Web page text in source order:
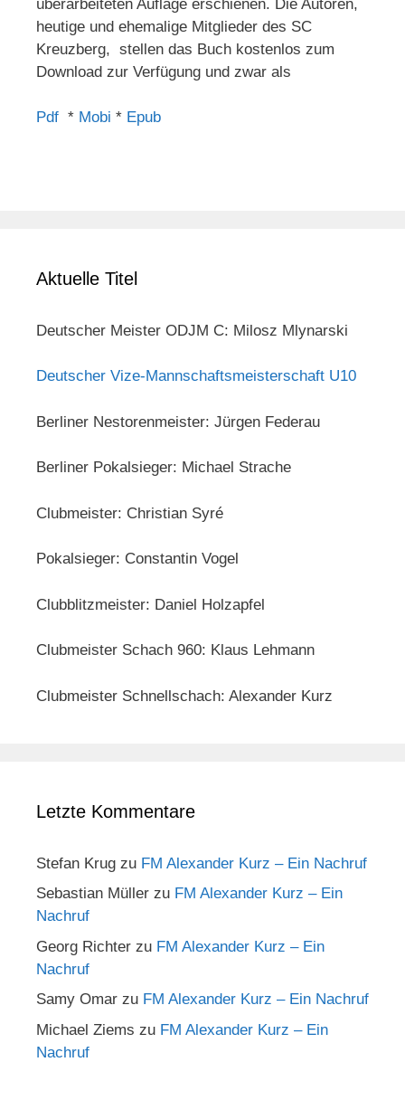
überarbeiteten Auflage erschienen. Die Autoren,
heutige und ehemalige Mitglieder des SC
Kreuzberg, stellen das Buch kostenlos zum
Download zur Verfügung und zwar als
Pdf * Mobi * Epub
Aktuelle Titel
Deutscher Meister ODJM C: Milosz Mlynarski
Deutscher Vize-Mannschaftsmeisterschaft U10
Berliner Nestorenmeister: Jürgen Federau
Berliner Pokalsieger: Michael Strache
Clubmeister: Christian Syré
Pokalsieger: Constantin Vogel
Clubblitzmeister: Daniel Holzapfel
Clubmeister Schach 960: Klaus Lehmann
Clubmeister Schnellschach: Alexander Kurz
Letzte Kommentare
Stefan Krug zu FM Alexander Kurz – Ein Nachruf
Sebastian Müller zu FM Alexander Kurz – Ein
Nachruf
Georg Richter zu FM Alexander Kurz – Ein
Nachruf
Samy Omar zu FM Alexander Kurz – Ein Nachruf
Michael Ziems zu FM Alexander Kurz – Ein
Nachruf